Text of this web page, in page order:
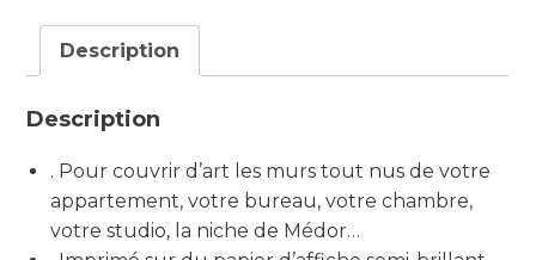
Description
Description
. Pour couvrir d’art les murs tout nus de votre
appartement, votre bureau, votre chambre,
votre studio, la niche de Médor…